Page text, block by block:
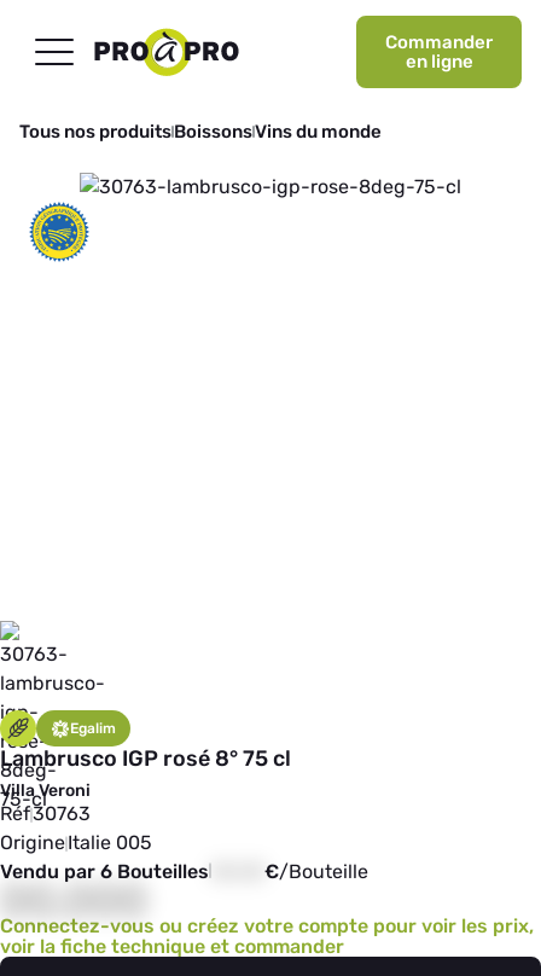
Commander
en ligne
Tous nos produitsBoissonsVins du monde
Egalim
Lambrusco IGP rosé 8° 75 cl
Villa Veroni
Réf30763
OrigineItalie 005
Vendu par 6 Bouteilles
€/Bouteille
Connectez-vous ou créez votre compte pour voir les prix,
voir la fiche technique et commander